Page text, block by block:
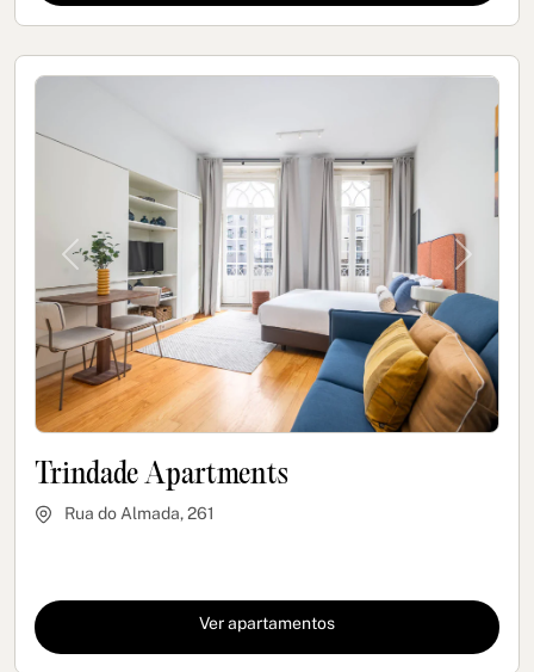
Previous Next
Trindade Apartments
Rua do Almada, 261
Ver apartamentos